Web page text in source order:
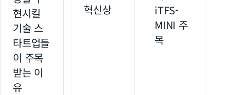
현시킬
기술 스
타트업들
이 주목
받는 이
유
혁신상
iTFS-
MINI 주
목